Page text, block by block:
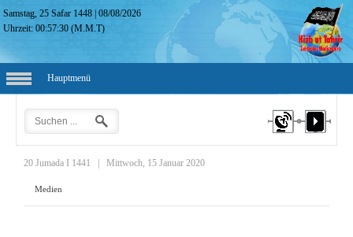
Samstag, 25 Safar 1448 |08/08/2026
Uhrzeit:00:57:31 (M.M.T)
Hauptmenü
20 Jumada I 1441 Mittwoch, 15 Januar 2020
Medien